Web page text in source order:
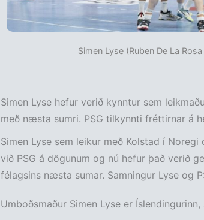
Simen Lyse (Ruben De La
Simen Lyse hefur verið kynntur sem
með næsta sumri. PSG tilkynnti fréttirnar á
Simen Lyse sem leikur með Kolstad í
við PSG á dögunum og nú hefur það verið
félagsins næsta sumar. Samningur Lyse og
Umboðsmaður Simen Lyse er